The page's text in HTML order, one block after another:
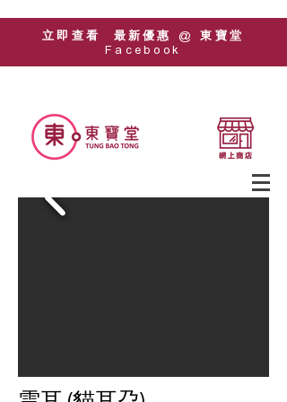
立即查看 最新優惠 @ 東寶堂
Facebook